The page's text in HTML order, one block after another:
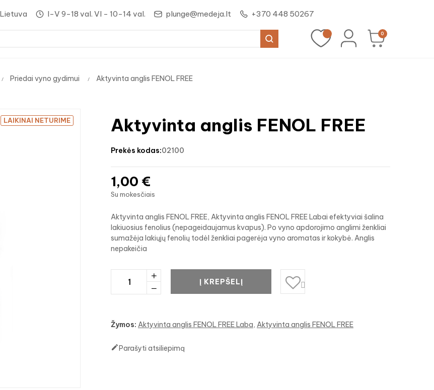
I-V 9-18 val. VI - 10-14 val. plunge@medeja.lt +370 448 50267
0
Priedai vyno gydimui Aktyvinta anglis FENOL FREE
LAIKINAI NETURIME Aktyvinta anglis FENOL FREE
prekės kodas:02100
1,00 €
Su mokesčiais
Aktyvinta anglis FENOL FREE, Aktyvinta anglis FENOL FREE Labai efektyviai šalina
lakiuosius fenolius (nepageidaujamus kvapus). Po vyno apdorojimo anglimi ženkliai
sumažėja lakiųjų fenolių todėl ženkliai pagerėja vyno aromatas ir kokybė. Anglis
nepakeičia
Į KREPŠELĮ 
Žymos: Aktyvinta anglis FENOL FREE Laba Aktyvinta anglis FENOL FREE
Parašyti atsiliepimą